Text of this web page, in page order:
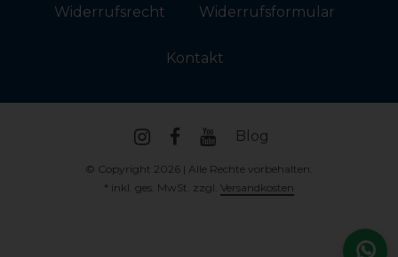
Widerrufs­recht Widerrufs­formular
Kontakt
Blog
© Copyright 2026 | Alle Rechte vorbehalten.
* inkl. ges. MwSt. zzgl. Versandkosten